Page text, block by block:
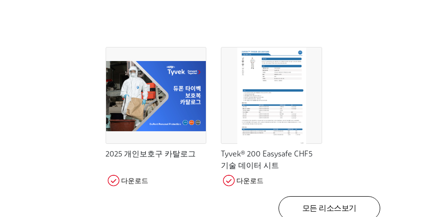
2025 개인보호구 카탈로그
다운로드
Tyvek® 200 Easysafe CHF5
기술 데이터 시트
다운로드
모든 리소스보기